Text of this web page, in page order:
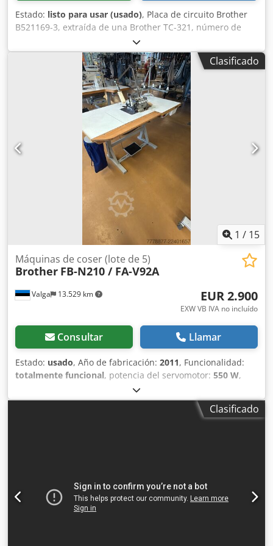
Estado: listo para usar (usado), Placa de circuito Brother
B521169-3, extraída de una Brother TC-321, número de
serie según la fotografía, usada, en buen estado de
conservación, 100 % funcional. Dkedpfx Acei D Ulkj Ner
Clasificado
1 / 15
Valga 13.529 km
Máquinas de coser (lote de 5)
Brother FB-N210 / FA-V92A
EUR 2.900
EXW VB IVA no incluído
Consultar Llamar
Estado: usado, Año de fabricación: 2011, Funcionalidad:
totalmente funcional, potencia del servomotor: 550 W,
, tipo de corriente de entrada:
Aire acondicionado, conexión neumática:6 bar, conexión
, Conjunto de cinco máquinas
JEANS en Estonia. Las máquinas industriales de overlock
de Brother son reconocidas mundialmente por su
funcionamiento fiable y de alta velocidad, la creación de
Clasificado